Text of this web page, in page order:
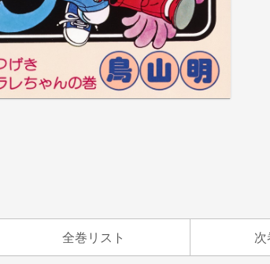
全巻リスト 次